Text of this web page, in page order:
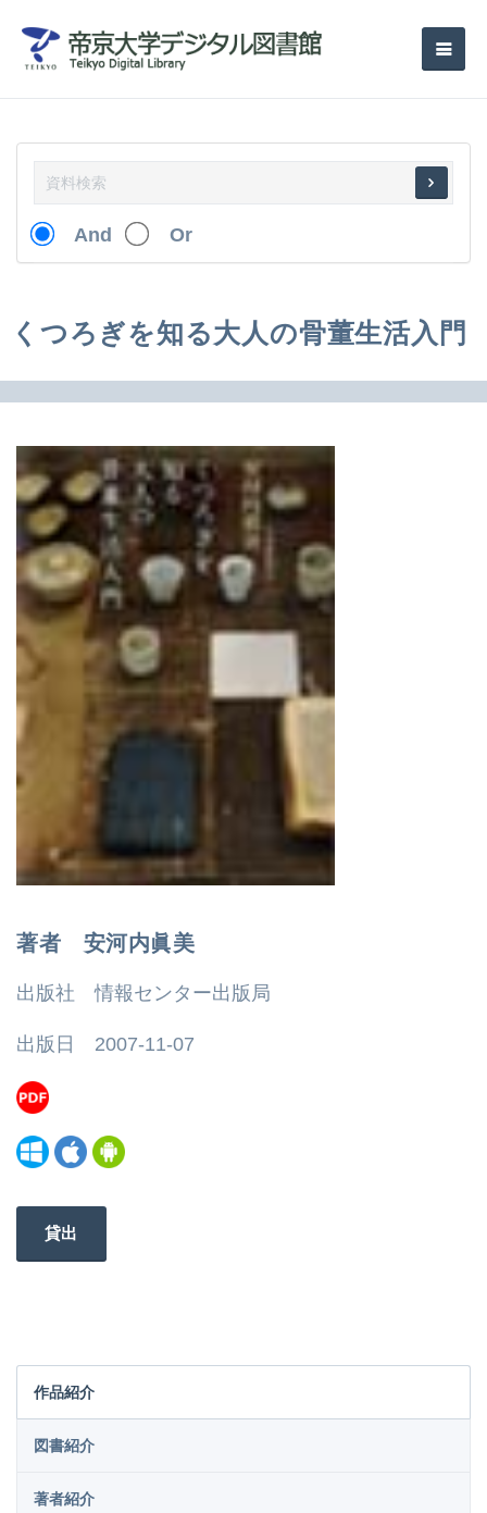
And Or
くつろぎを知る大人の骨董生活入門
著者 安河内眞美
出版社 情報センター出版局
出版日 2007-11-07
貸出
作品紹介
図書紹介
著者紹介